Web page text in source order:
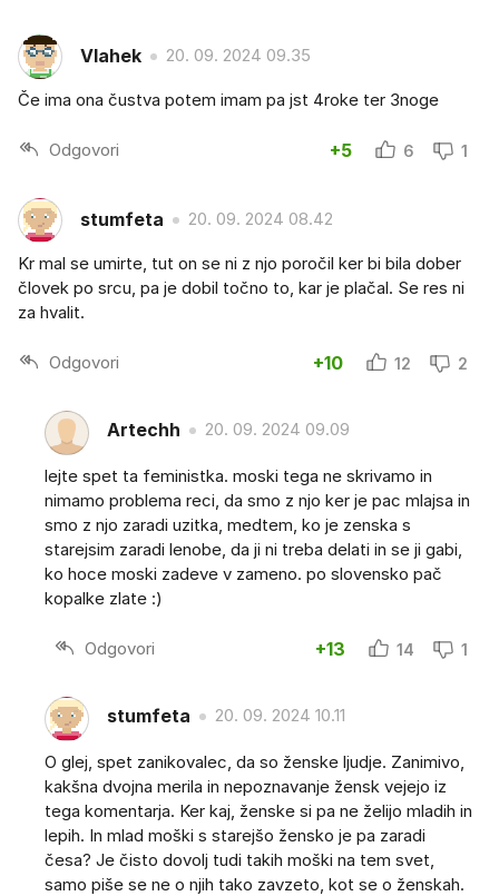
Vlahek 20. 09. 2024 09.35
Če ima ona čustva potem imam pa jst 4roke ter 3noge
Odgovori +5 6 1
stumfeta 20. 09. 2024 08.42
Kr mal se umirte, tut on se ni z njo poročil ker bi bila dober
človek po srcu, pa je dobil točno to, kar je plačal. Se res ni
za hvalit.
Odgovori +10 12 2
Artechh 20. 09. 2024 09.09
lejte spet ta feministka. moski tega ne skrivamo in
nimamo problema reci, da smo z njo ker je pac mlajsa in
smo z njo zaradi uzitka, medtem, ko je zenska s
starejsim zaradi lenobe, da ji ni treba delati in se ji gabi,
ko hoce moski zadeve v zameno. po slovensko pač
kopalke zlate :)
Odgovori +13 14 1
stumfeta 20. 09. 2024 10.11
O glej, spet zanikovalec, da so ženske ljudje. Zanimivo,
kakšna dvojna merila in nepoznavanje žensk vejejo iz
tega komentarja. Ker kaj, ženske si pa ne želijo mladih in
lepih. In mlad moški s starejšo žensko je pa zaradi
česa? Je čisto dovolj tudi takih moški na tem svet,
samo piše se ne o njih tako zavzeto, kot se o ženskah.